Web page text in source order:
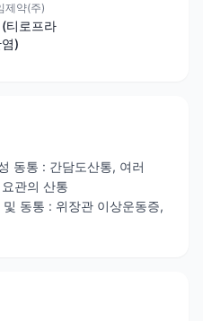
제약(주)
티로프라
)
동통 : 간담도산통, 여러
관의 산통
동통 : 위장관 이상운동증,